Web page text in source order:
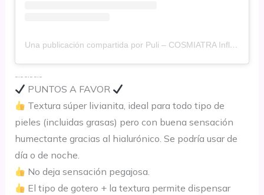
Una publicación compartida por Puli – COSMIATRA Influencer
PUNTOS A FAVOR
Textura súper livianita, ideal para todo tipo de
pieles (incluidas grasas) pero con buena sensación
humectante gracias al hialurónico. Se podría usar de
día o de noche.
No deja sensación pegajosa.
El tipo de gotero + la textura permite dispensar